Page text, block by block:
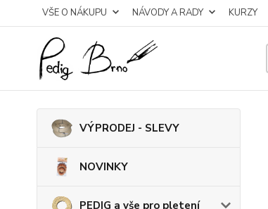
VŠE O NÁKUPU NÁVODY A RADY KURZY
VÝPRODEJ - SLEVY
NOVINKY
PEDIG a vše pro pletení